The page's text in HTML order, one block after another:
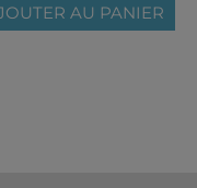
AU PANIER